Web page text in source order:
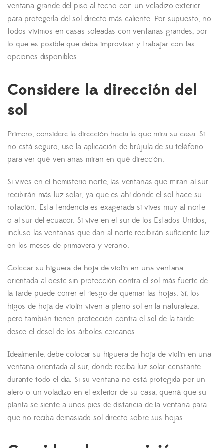
ventana grande del piso al techo con un voladizo exterior
para protegerla del sol directo más caliente. Por supuesto, no
todos vivimos en casas soleadas con ventanas grandes, por
lo que es posible que deba improvisar y trabajar con las
opciones disponibles.
Considere la dirección del
sol
Primero, considere la dirección hacia la que mira su casa. Si
no está seguro, use la aplicación de brújula de su teléfono
para ver qué ventanas miran en qué dirección.
Si vives en el hemisferio norte, las ventanas que miran al sur
recibirán más luz solar, ya que es ahí donde el sol hace su
rotación. Esta tendencia es exagerada si vives muy al norte
o al sur del ecuador. Si vive en el sur de los Estados Unidos,
incluso las ventanas que dan al norte recibirán suficiente luz
en los meses de primavera y verano.
Colocar su higuera de hoja de violín en una ventana
orientada al oeste sin protección contra el sol más fuerte de
la tarde puede correr el riesgo de quemar las hojas. Sí, los
higos de hoja de violín viven a pleno sol en la naturaleza,
pero también tienen protección contra el sol de la tarde
desde el dosel de los árboles cercanos.
Idealmente, debe colocar su higuera de hoja de violín en una
ventana orientada al sur, donde reciba luz solar constante
durante todo el día. Si su ventana no está protegida por un
alero o un voladizo en el exterior de su casa, querrá que su
planta se siente a unos pies de distancia de la ventana para
que no reciba demasiado sol directo sobre sus hojas.